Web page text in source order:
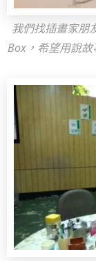
我們找插畫家朋
Box，希望用說